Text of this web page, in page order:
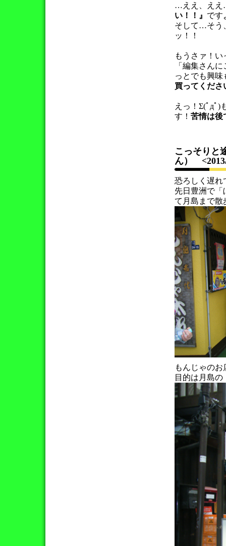
…ええ、ええ
い！！』 です
そして…そう
ッ！！
もうさァ！
「編集さん
っとでも興
買ってくださ
えっ！Σ(ﾟдﾟ)
す！ 苦情は後
こっそりと
ん）
恐ろしく遅れ
先日豊洲で「
て月島まで散
もんじゃの
目的は月島の